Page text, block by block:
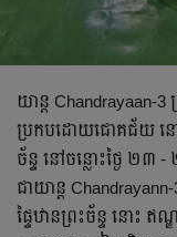
យាន្ត Chandrayaan-3
ប្រកបដោយជោគជ័យ នោ
ច័ន្ទ នៅចន្លោះថ្ងៃ ២
ជាយាន្ត
ផ្ទៃឋានព្រះច័ន្ទ នោះ